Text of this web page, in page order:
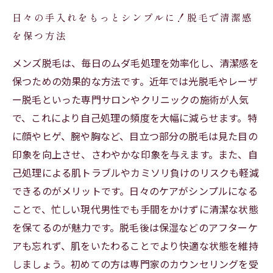
日々の手入れをもっとシンプルに！脱毛で清潔感
を保つ方法
メンズ脱毛は、毎日のムダ毛処理を効率化し、清潔感を
保つための効果的な方法です。近年では光脱毛やレーザ
ー脱毛といった専門サロンやクリニックの施術が人気
で、これにより自己処理の頻度を大幅に減らせます。特
に顔やヒゲ、腕や胸など、目立つ部分の脱毛は見た目の
印象を向上させ、さわやかな印象を与えます。また、自
己処理による肌トラブルやカミソリ負けのリスクも軽減
できるのがメリットです。日々のケアがシンプルになる
ことで、忙しい現代男性でも手間をかけずに清潔な状態
を保てるのが魅力です。脱毛後は保湿などのアフターケ
アも忘れず、肌をいたわることでより快適な状態を維持
しましょう。初めての方は専門家のカウンセリングを受